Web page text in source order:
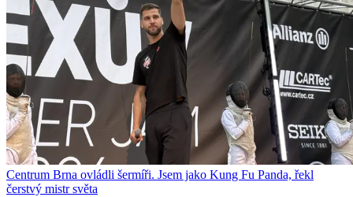
Centrum Brna ovládli šermíři. Jsem jako Kung Fu Panda, řekl
čerstvý mistr světa